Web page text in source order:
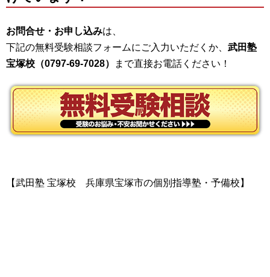
お問合せ・お申し込みは、
下記の無料受験相談フォームにご入力いただくか、 武田塾
宝塚校（0797-69-7028）
まで直接お電話ください！
【武田塾 宝塚校 兵庫県宝塚市の個別指導塾・予備校】